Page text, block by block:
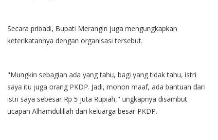
Secara pribadi, Bupati Merangin juga mengungkapkan
keterikatannya dengan organisasi tersebut.
"Mungkin sebagian ada yang tahu, bagi yang tidak tahu, istri
saya itu juga orang PKDP. Jadi, mohon maaf, ada bantuan dari
istri saya sebesar Rp 5 juta Rupiah," ungkapnya disambut
ucapan Alhamdulillah dari keluarga besar PKDP.